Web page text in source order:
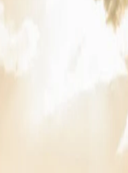
شروط الاستخدام